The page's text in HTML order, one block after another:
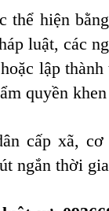
thể hiện
luật, các
lập
quyền
cấp xã,
ngắn thời